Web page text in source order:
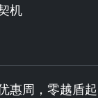
机
惠周，零越盾起